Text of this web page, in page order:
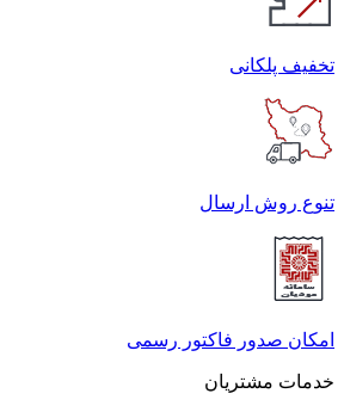
تخفیف پلکانی
تنوع روش ارسال
امکان صدور فاکتور رسمی
خدمات مشتریان